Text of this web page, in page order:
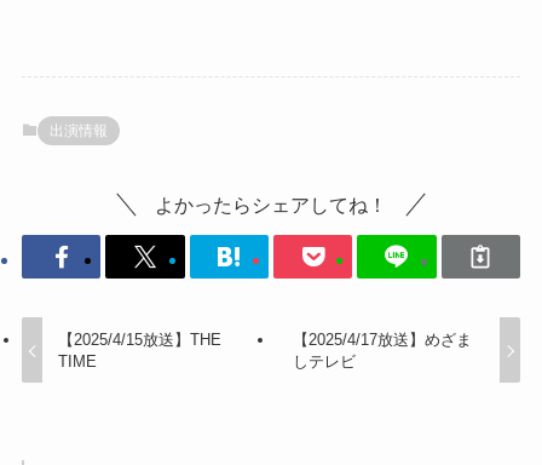
出演情報
よかったらシェアしてね！
【2025/4/15放送】THE
TIME
【2025/4/17放送】めざま
しテレビ